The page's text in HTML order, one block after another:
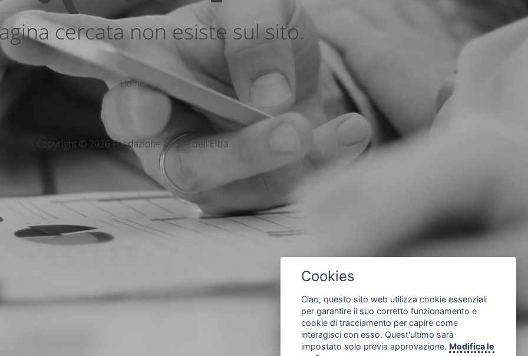
cercata non esiste sul sito.
Home
Copyright © 2026 Fondazione Acqua dell'Elba
Cookies
Ciao, questo sito web utilizza cookie essenziali
per garantire il suo corretto funzionamento e
cookie di tracciamento per capire come
interagisci con esso. Quest'ultimo sarà
impostato solo previa approvazione. Modifica le